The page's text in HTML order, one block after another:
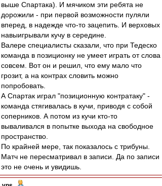
выше Спартака). И мячиком эти ребята не
дорожили - при первой возможности пуляли
вперед, в надежде что-то зацепить. И верховых
навыигрывали кучу в середине.
Валере специалисты сказали, что при Тедеско
команда в позиционку не умеет играть от слова
совсем. Вот он и решил, что ему мало что
грозит, а на контрах словить можно
попробовать.
А Спартак играл "позиционную контратаку" -
команда стягивалась в кучи, приводя с собой
соперников. А потом из кучи кто-то
вываливался в попытке выхода на свободное
пространство.
По крайней мере, так показалось с трибуны.
Матч не пересматривал в записи. Да по записи
это не очень и увидишь.